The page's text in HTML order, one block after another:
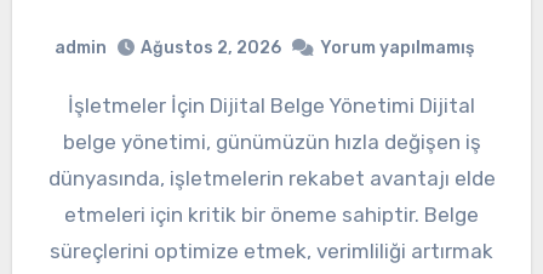
admin Ağustos 2, 2026 Yorum yapılmamış
İşletmeler İçin Dijital Belge Yönetimi Dijital
belge yönetimi, günümüzün hızla değişen iş
dünyasında, işletmelerin rekabet avantajı elde
etmeleri için kritik bir öneme sahiptir. Belge
süreçlerini optimize etmek, verimliliği artırmak